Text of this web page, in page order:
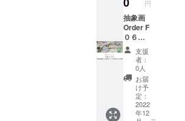
に向き合
い、筆を走
らせる時間
は、自分の
心と向き合
う大切な時
間でもあり
小さい
のでど
んな場
所にも
飾れる
世界に
一つの
インテ
リアに
なりま
す。 １
つより
小さい
のでど
んな場
所にも
飾れる
世界に
一つの
インテ
リアに
なりま
す。 １
つより
具、ア
クリル
絵の
具） 等
をを選
びいた
だけま
す。 ※
おまか
せで制
作もで
きま
円
抽象画
Order F
０６号
サイズ
サイズ
41㎝×３
１,８㎝
お選び
いただ
けるも
の 色
支援
者：
0人
お届
け予
定：
2022
年12